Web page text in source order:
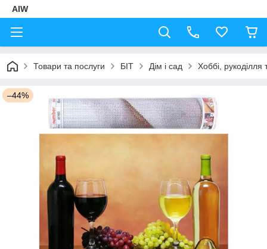
AIW
Товари та послуги БІТ Дім і сад Хоббі, рукоділля
–44%